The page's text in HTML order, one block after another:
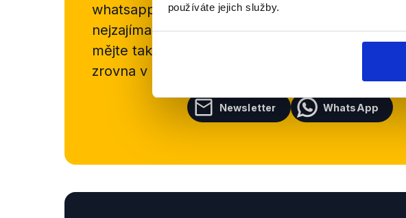
používáte jejich služby.
whatsappového kanálu, kde pravidelně
nejzajímavějších článků a analýz. Začněte nás
mějte tak přehled o tom, jaké dezinformace a
zrovna v Česku šíří.
Newsletter WhatsApp